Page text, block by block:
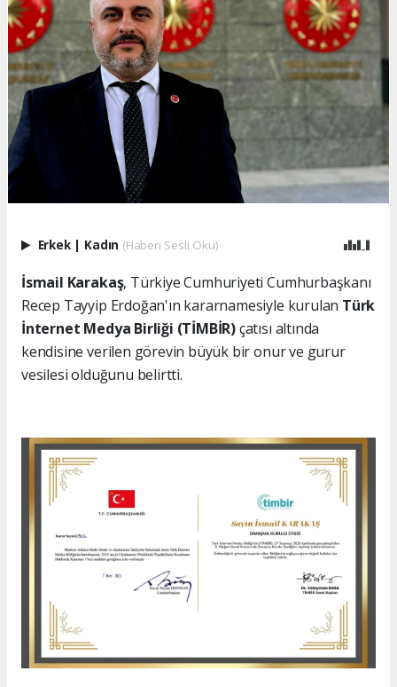
Erkek | Kadın (Haberi Sesli Oku)
İsmail Karakaş, Türkiye Cumhuriyeti Cumhurbaşkanı
Recep Tayyip Erdoğan'ın kararnamesiyle kurulan Türk
İnternet Medya Birliği (TİMBİR)çatısı altında
kendisine verilen görevin büyük bir onur ve gurur
vesilesi olduğunu belirtti.